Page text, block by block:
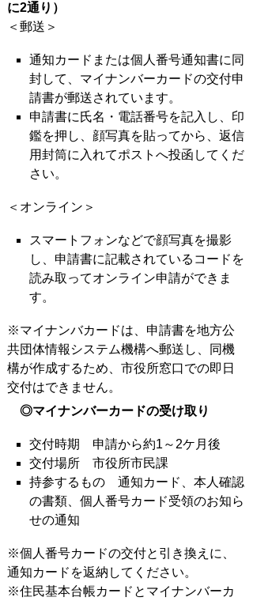
に2通り）
＜郵送＞
通知カードまたは個人番号通知書に同
封して、マイナンバーカードの交付申
請書が郵送されています。
申請書に氏名・電話番号を記入し、印
鑑を押し、顔写真を貼ってから、返信
用封筒に入れてポストへ投函してくだ
さい。
＜オンライン＞
スマートフォンなどで顔写真を撮影
し、申請書に記載されているコードを
読み取ってオンライン申請ができま
す。
※マイナンバカードは、申請書を地方公
共団体情報システム機構へ郵送し、同機
構が作成するため、市役所窓口での即日
交付はできません。
◎マイナンバーカードの受け取り
交付時期 申請から約1～2ケ月後
交付場所 市役所市民課
持参するもの 通知カード、本人確認
の書類、個人番号カード受領のお知ら
せの通知
※個人番号カードの交付と引き換えに、
通知カードを返納してください。
※住民基本台帳カードとマイナンバーカ